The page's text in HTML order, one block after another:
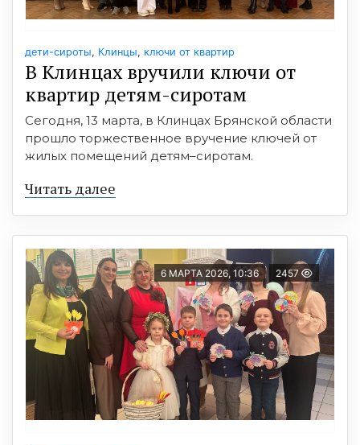
дети-сироты, Клинцы, ключи от квартир
В Клинцах вручили ключи от
квартир детям-сиротам
Сегодня, 13 марта, в Клинцах Брянской области
прошло торжественное вручение ключей от
жилых помещений детям–сиротам.
Читать далее
6 МАРТА 2026, 10:36 2457